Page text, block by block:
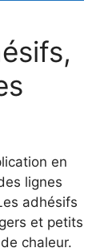
en
lignes
adhésifs
et petits
chaleur.